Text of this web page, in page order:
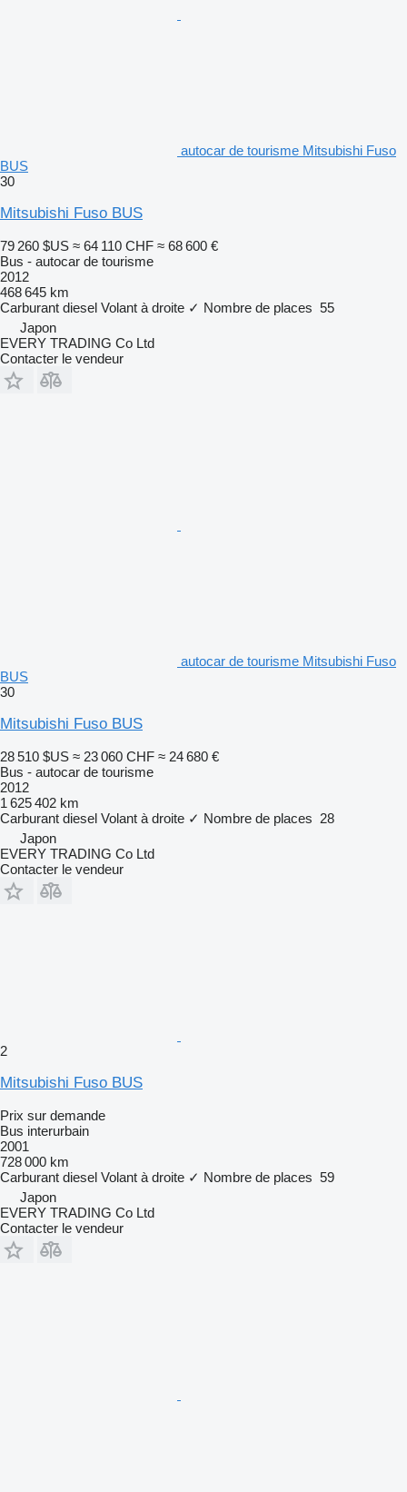
autocar de tourisme Mitsubishi Fuso
BUS
30
Mitsubishi Fuso BUS
79 260 $US ≈ 64 110 CHF ≈ 68 600 €
Bus - autocar de tourisme
2012
468 645 km
Carburant diesel Volant à droite ✓ Nombre de places 55
Japon
EVERY TRADING Co Ltd
Contacter le vendeur
autocar de tourisme Mitsubishi Fuso
BUS
30
Mitsubishi Fuso BUS
28 510 $US ≈ 23 060 CHF ≈ 24 680 €
Bus - autocar de tourisme
2012
1 625 402 km
Carburant diesel Volant à droite ✓ Nombre de places 28
Japon
EVERY TRADING Co Ltd
Contacter le vendeur
2
Mitsubishi Fuso BUS
Prix sur demande
Bus interurbain
2001
728 000 km
Carburant diesel Volant à droite ✓ Nombre de places 59
Japon
EVERY TRADING Co Ltd
Contacter le vendeur